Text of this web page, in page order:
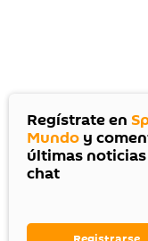
Regístrate en
Mundo y
últimas
chat